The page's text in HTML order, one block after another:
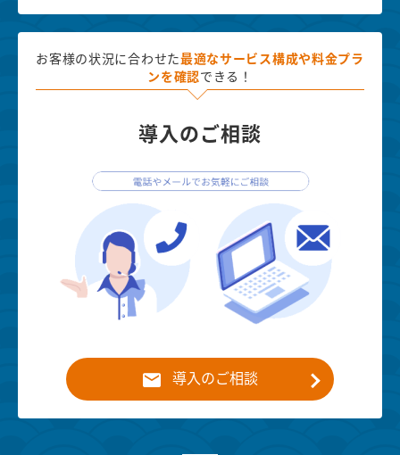
お客様の状況に合わせた最適なサービス構成や料金プラ
ンを確認できる！
導入のご相談
導入のご相談